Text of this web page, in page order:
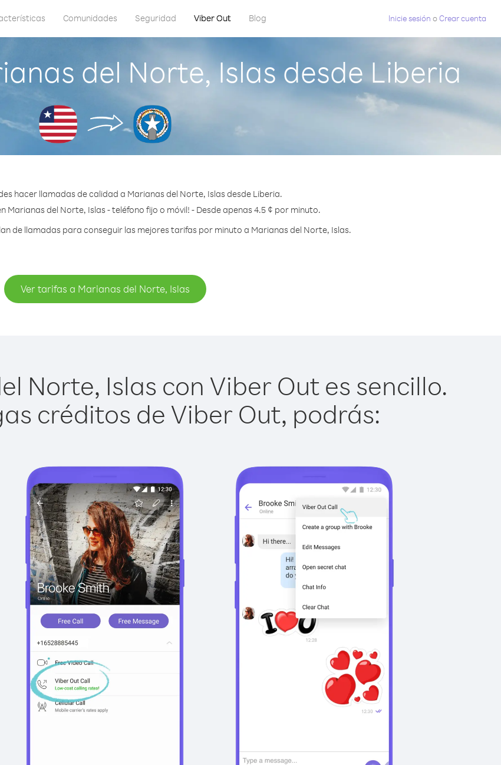
Comunidades Seguridad Viber Out Blog Inicie sesión oCrear cuenta
del Norte, Islas desde Liberia
hacer llamadas de calidad a Marianas del Norte, Islas desde Liberia.
Marianas del Norte, Islas - teléfono fijo o móvil! - Desde apenas 4.5 ¢ por minuto.
de llamadas para conseguir las mejores tarifas por minuto a Marianas del Norte, Islas.
Ver tarifas a Marianas del Norte, Islas
Norte, Islas con Viber Out es sencillo.
créditos de Viber Out, podrás: